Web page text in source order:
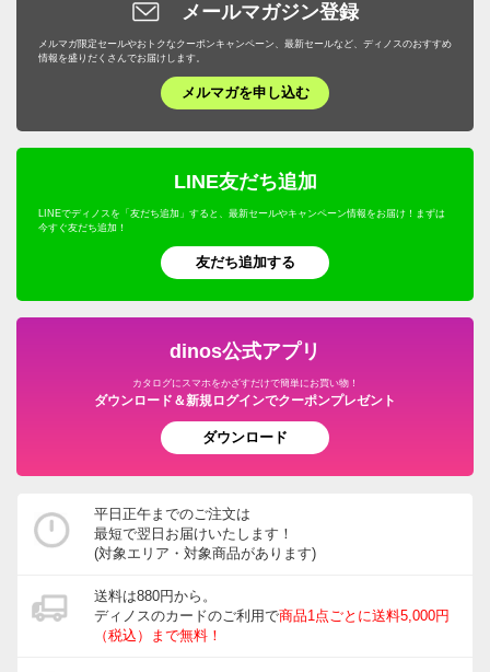
メールマガジン登録
メルマガ限定セールやおトクなクーポンキャンペーン、最新セールなど、ディノスのおすすめ
情報を盛りだくさんでお届けします。
メルマガを申し込む
LINE友だち追加
LINEでディノスを「友だち追加」すると、最新セールやキャンペーン情報をお届け！まずは
今すぐ友だち追加！
友だち追加する
dinos公式アプリ
カタログにスマホをかざすだけで簡単にお買い物！
ダウンロード＆新規ログインでクーポンプレゼント
ダウンロード
平日正午までのご注文は
最短で翌日お届けいたします！
(対象エリア・対象商品があります)
送料は880円から。
ディノスのカードのご利用で商品1点ごとに送料5,000円
（税込）まで無料！